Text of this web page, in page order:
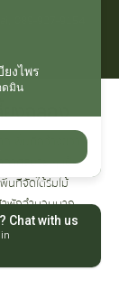
ยงฉลอง
พื้นที่กว้างขวา
กาศสบาย ๆ เป็น
นที่จัดใต้ร่มไม้
าพักจำนวนมาก
ๆ อีกมากมาย
ให้ดีที่สุด
ยงไพร
ดมิน
Chat with us